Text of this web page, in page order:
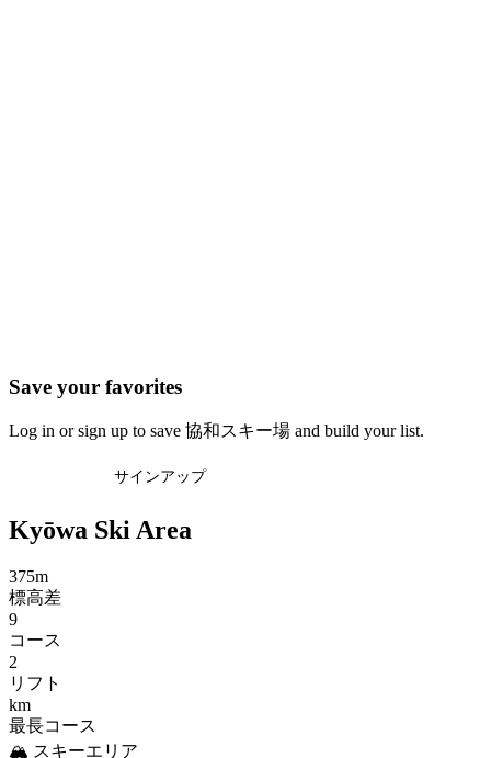
Save your favorites
Log in or sign up to save 協和スキー場 and build your list.
サインアップ
Kyōwa Ski Area
375m
標高差
9
コース
2
リフト
km
最長コース
🏔️ スキーエリア